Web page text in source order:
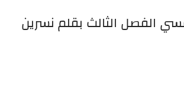
الفصل الثالث بقلم نسرين